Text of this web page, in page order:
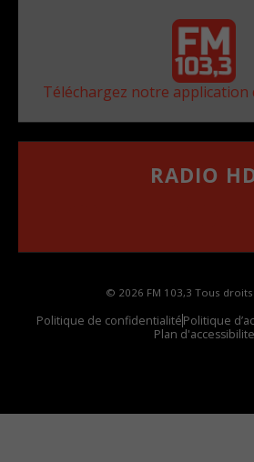
Téléchargez notre application
RADIO
© 2026 FM 103,3 Tous
Politique de confidentialitéPolitique
Plan d'accessibilite